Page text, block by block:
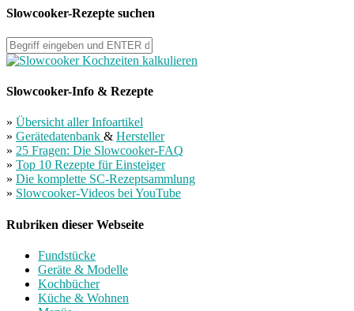
Slowcooker-Rezepte suchen
Slowcooker-Info & Rezepte
» Übersicht aller Infoartikel
» Gerätedatenbank & Hersteller
» 25 Fragen: Die Slowcooker-FAQ
» Top 10 Rezepte für Einsteiger
» Die komplette SC-Rezeptsammlung
» Slowcooker-Videos bei YouTube
Rubriken dieser Webseite
Fundstücke
Geräte & Modelle
Kochbücher
Küche & Wohnen